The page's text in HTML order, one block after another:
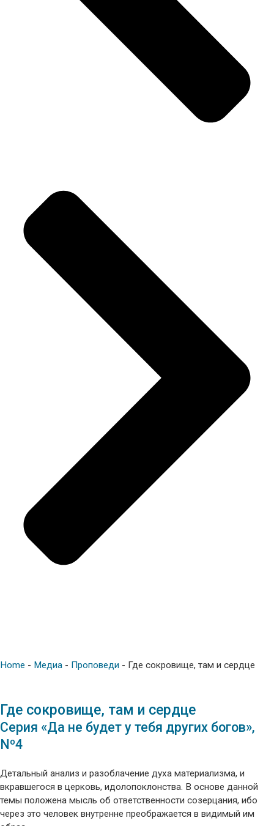
Home - Медиа - Проповеди - Где сокровище, там и сердце
Где сокровище, там и сердце
Серия «Да не будет у тебя других богов»,
Nº4
Детальный анализ и разоблачение духа материализма, и
вкравшегося в церковь, идолопоклонства. В основе данной
темы положена мысль об ответственности созерцания, ибо
через это человек внутренне преображается в видимый им